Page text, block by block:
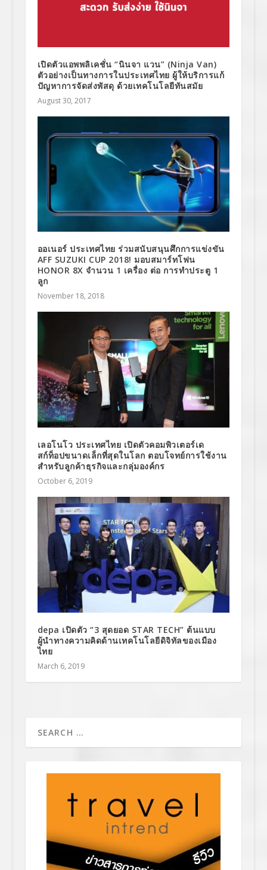
เปิดตัวแอพพลิเคชั่น “นินจา แวน” (Ninja Van)
ตัวอย่างเป็นทางการในประเทศไทย ผู้ให้บริการแก้
ปัญหาการจัดส่งพัสดุ ด้วยเทคโนโลยีทันสมัย
August 30, 2017
ออเนอร์ ประเทศไทย ร่วมสนับสนุนศึกการแข่งขัน
AFF SUZUKI CUP 2018! มอบสมาร์ทโฟน
HONOR 8X จำนวน 1 เครื่อง ต่อ การทำประตู 1
ลูก
November 18, 2018
เลอโนโว ประเทศไทย เปิดตัวคอมพิวเตอร์เด
สก์ท็อปขนาดเล็กที่สุดในโลก ตอบโจทย์การใช้งาน
สำหรับลูกค้าธุรกิจและกลุ่มองค์กร
October 6, 2019
depa เปิดตัว “3 สุดยอด STAR TECH” ต้นแบบ
ผู้นำทางความคิดด้านเทคโนโลยีดิจิทัลของเมือง
ไทย
March 6, 2019